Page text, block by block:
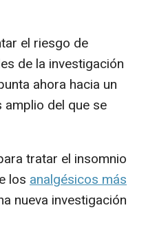
el riesgo de
de la investigación
ahora hacia un
del que se
tratar el insomnio
los analgésicos más
nueva investigación